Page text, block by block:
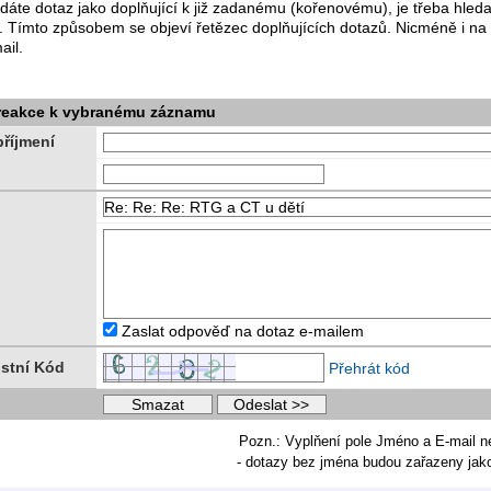
dotaz jako doplňující k již zadanému (kořenovému), je třeba
Tímto způsobem se objeví řetězec doplňujících dotazů. Nicméně i
k vybranému záznamu
Zaslat odpověď na dotaz e-mailem
Kód Přehrát kód
Pozn.: Vyplňení pole Jméno a E-mail
- dotazy bez jména budou zařazeny